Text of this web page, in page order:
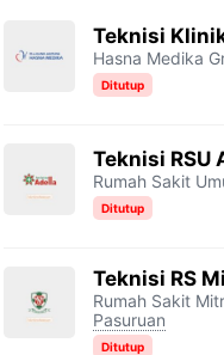
Teknisi
Hasna Medika
Ditutup
Teknisi RSU
Rumah Sakit
Ditutup
Teknisi RS
Rumah Sakit
Pasuruan
Ditutup